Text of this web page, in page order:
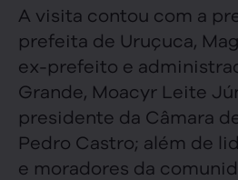
A visita contou com a
prefeita de Uruçuca,
ex-prefeito e
Grande, Moacyr Leite
presidente da Câmara
Pedro Castro; além de
e moradores da